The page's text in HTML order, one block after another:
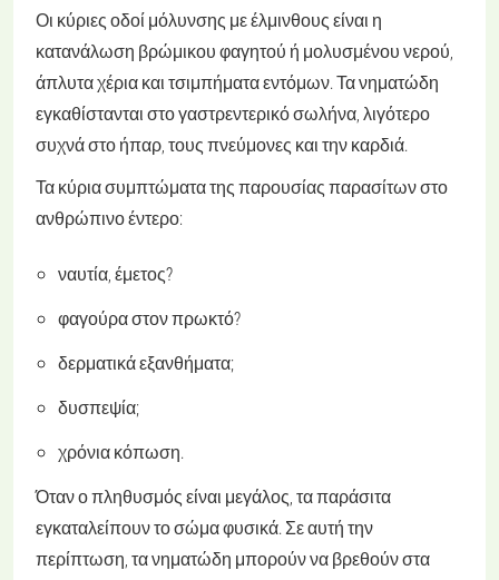
Οι κύριες οδοί μόλυνσης με έλμινθους είναι η
κατανάλωση βρώμικου φαγητού ή μολυσμένου νερού,
άπλυτα χέρια και τσιμπήματα εντόμων. Τα νηματώδη
εγκαθίστανται στο γαστρεντερικό σωλήνα, λιγότερο
συχνά στο ήπαρ, τους πνεύμονες και την καρδιά.
Τα κύρια συμπτώματα της παρουσίας παρασίτων στο
ανθρώπινο έντερο:
ναυτία, έμετος?
φαγούρα στον πρωκτό?
δερματικά εξανθήματα;
δυσπεψία;
χρόνια κόπωση.
Όταν ο πληθυσμός είναι μεγάλος, τα παράσιτα
εγκαταλείπουν το σώμα φυσικά. Σε αυτή την
περίπτωση, τα νηματώδη μπορούν να βρεθούν στα